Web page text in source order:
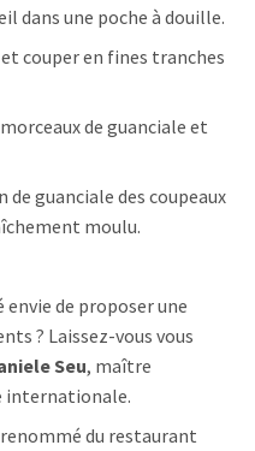
dans une poche à douille.
couper en fines tranches
de guanciale et
guanciale des coupeaux
moulu.
envie de proposer une
? Laissez-vous vous
Seu, maître
internationale.
du restaurant